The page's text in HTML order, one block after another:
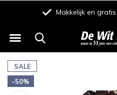
Makkelijk en
SALE
-50%